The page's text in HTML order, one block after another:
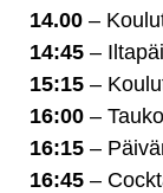
14.00 –
14:45 –
15:15 –
16:00 – Tauko
16:15 –
16:45 –